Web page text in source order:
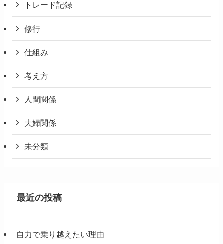
トレード記録
修行
仕組み
考え方
人間関係
夫婦関係
未分類
最近の投稿
自力で乗り越えたい理由